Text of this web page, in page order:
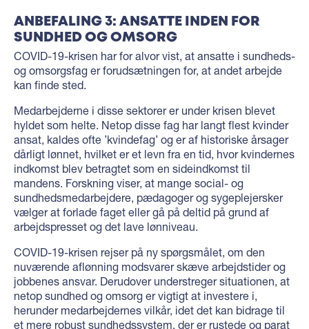
ANBEFALING 3: ANSATTE INDEN FOR
SUNDHED OG OMSORG
COVID-19-krisen har for alvor vist, at ansatte i sundheds-
og omsorgsfag er forudsætningen for, at andet arbejde
kan finde sted.
Medarbejderne i disse sektorer er under krisen blevet
hyldet som helte. Netop disse fag har langt flest kvinder
ansat, kaldes ofte ’kvindefag’ og er af historiske årsager
dårligt lønnet, hvilket er et levn fra en tid, hvor kvindernes
indkomst blev betragtet som en sideindkomst til
mandens. Forskning viser, at mange social- og
sundhedsmedarbejdere, pædagoger og sygeplejersker
vælger at forlade faget eller gå på deltid på grund af
arbejdspresset og det lave lønniveau.
COVID-19-krisen rejser på ny spørgsmålet, om den
nuværende aflønning modsvarer skæve arbejdstider og
jobbenes ansvar. Derudover understreger situationen, at
netop sundhed og omsorg er vigtigt at investere i,
herunder medarbejdernes vilkår, idet det kan bidrage til
et mere robust sundhedssystem, der er rustede og parat